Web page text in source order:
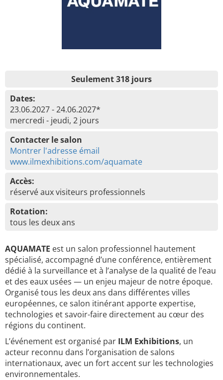
Seulement 318 jours
Dates:
23.06.2027 - 24.06.2027*
mercredi - jeudi, 2 jours
Contacter le salon
Montrer l'adresse émail
www.ilmexhibitions.com/aquamate
Accès:
réservé aux visiteurs professionnels
Rotation:
tous les deux ans
AQUAMATE est un salon professionnel hautement
spécialisé, accompagné d’une conférence, entièrement
dédié à la surveillance et à l’analyse de la qualité de l’eau
et des eaux usées — un enjeu majeur de notre époque.
Organisé tous les deux ans dans différentes villes
européennes, ce salon itinérant apporte expertise,
technologies et savoir-faire directement au cœur des
régions du continent.
L’événement est organisé par ILM Exhibitions, un
acteur reconnu dans l’organisation de salons
internationaux, avec un fort accent sur les technologies
environnementales.